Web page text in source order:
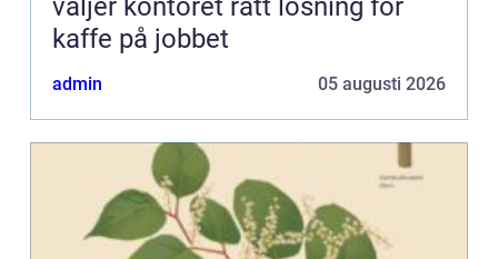
väljer kontoret rätt lösning för
kaffe på jobbet
admin 05 augusti 2026